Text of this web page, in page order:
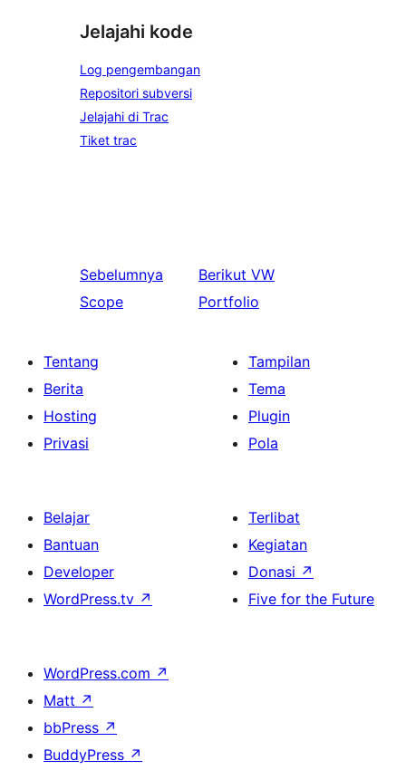
Jelajahi kode
Log pengembangan
Repositori subversi
Jelajahi di Trac
Tiket trac
Sebelumnya
Scope
Berikut VW
Portfolio
Tentang
Berita
Hosting
Privasi
Tampilan
Tema
Plugin
Pola
Belajar
Bantuan
Developer
WordPress.tv ↗
Terlibat
Kegiatan
Donasi ↗
Five for the Future
WordPress.com ↗
Matt ↗
bbPress ↗
BuddyPress ↗